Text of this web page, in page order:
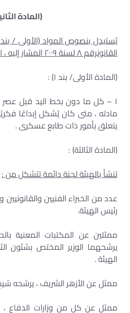
(المادة
القانونرقم ٨ لسنة ٢٠٠٩ المشار إليه ، النصوص الآتية :
(المادة الأولى/ بند ١) :
١ – كل ما دون بخط اليد قبل عصر
مادته ، متى كان يُشكل إبداعًا
يتعلق بأمور ذات طابع عسكرى .
(المادة الثالثة) :
تنشأ بالهيئة لجنة دائمة تتشكل من :
عدد من الخبراء الفنيين والقانونيين
رئيس الهيئة.
ممثلين عن المكتبات المعنية
يرشحهما الوزير المختص بشئون
الهيئة .
ممثل عن الأزهر الشريف ، يرشحه
ممثل عن كل من وزارات الدفاع